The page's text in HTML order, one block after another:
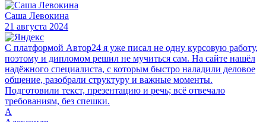
Саша Левокина
21 августа 2024
С платформой Автор24 я уже писал не одну курсовую работу,
поэтому и дипломом решил не мучиться сам. На сайте нашёл
надёжного специалиста, с которым быстро наладили деловое
общение, разобрали структуру и важные моменты.
Подготовили текст, презентацию и речь; всё отвечало
требованиям, без спешки.
А